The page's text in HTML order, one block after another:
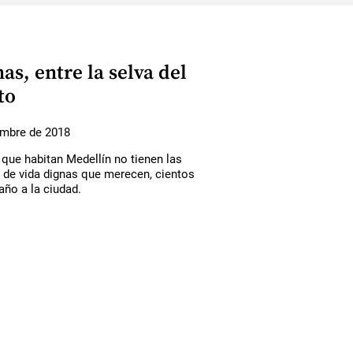
entre la selva del
de 2018
habitan Medellín no tienen las
vida dignas que merecen, cientos
a la ciudad.